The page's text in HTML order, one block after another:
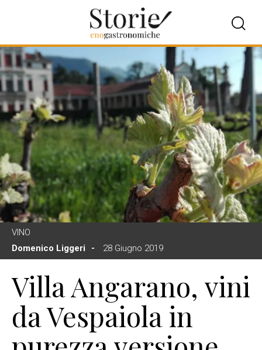
VINO
Domenico Liggeri
28 Giugno 2019
Villa Angarano, vini
da Vespaiola in